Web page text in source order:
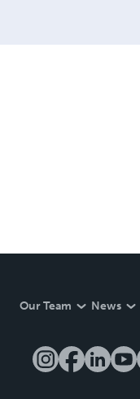
Our Team News